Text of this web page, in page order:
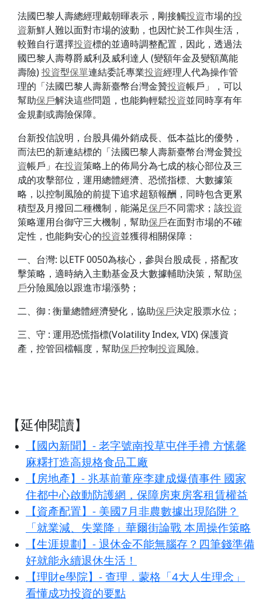
法國巴黎人壽總經理戴朝暉表示，剛接觸投資市場的投
資新鮮人難以面對市場的波動，也因忙於工作與生活，
較難自行選擇投資標的並適時調整配置，因此，透過法
國巴黎人壽尊爵威利及威利達人 (變額年金及變額萬能
壽險)投資型保單連結委託專業投資經理人代為操作管
理的「法國巴黎人壽新臺幣台灣金贊投資帳戶」，可以
幫助保戶解決這些問題，也能夠輕鬆投資並同時享有年
金規劃或壽險保障。
台新投信說明，台股具備外銷成長、低本益比的優勢，
而法巴的新連結標的「法國巴黎人壽新臺幣台灣金贊投
資帳戶」在投資策略上的佈局分為七成的核心部位及三
成的攻擊部位，運用總體經濟、恐慌指標、大數據策
略，以控制風險的前提下追求超額報酬，同時包含更累
積型及月撥回二種機制，能滿足保戶不同需求；該投資
策略運用台御守三大機制，幫助保戶在面對市場的不確
定性，也能夠安心的投資並獲得相關保障：
一、台灣: 以ETF 0050為核心，參與台股成長，搭配攻
擊策略，適時納入主動基金及大數據輔助決策，幫助保
戶分險風險以跟進市場漲勢；
二、御 : 衡量總體經濟變化，協助保戶決定股票水位；
三、守 : 運用恐慌指標(Volatility Index, VIX) 保護資
產，控管回檔幅度，幫助保戶控制投資風險。
【延伸閱讀】
【國內新聞】- 老字號南投草屯伴手禮 方愫馨
麻糬打造高規格食品工廠
【房地產】- 兆基前董座李建成爆債事件 國家
住都中心啟動防護網，保障房東房客租賃權益
【資產配置】- 美國7月非農數據出現陷阱？
「就業減、失業降」華爾街論戰 本周操作策略
【生涯規劃】- 退休金不能無腦存？四筆錢準備
好就能永續退休生活！
【理財e學院】- 查理．蒙格「4大人生理念」
看懂成功投資的要點